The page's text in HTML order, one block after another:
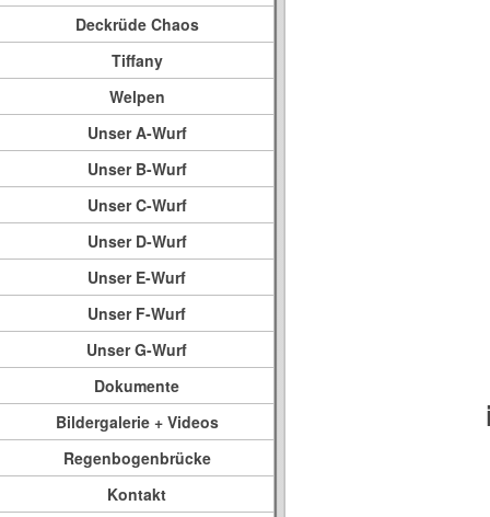
Deckrüde Chaos
Tiffany
Welpen
Unser A-Wurf
Unser B-Wurf
Unser C-Wurf
Unser D-Wurf
Unser E-Wurf
Unser F-Wurf
Unser G-Wurf
Dokumente
Bildergalerie + Videos
Regenbogenbrücke
Kontakt